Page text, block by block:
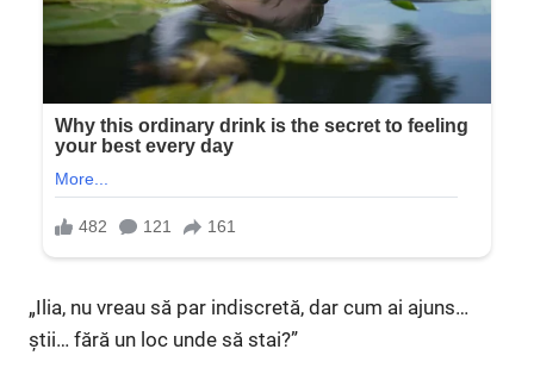
„Ilia, nu vreau să par indiscretă, dar cum ai ajuns…
știi… fără un loc unde să stai?”